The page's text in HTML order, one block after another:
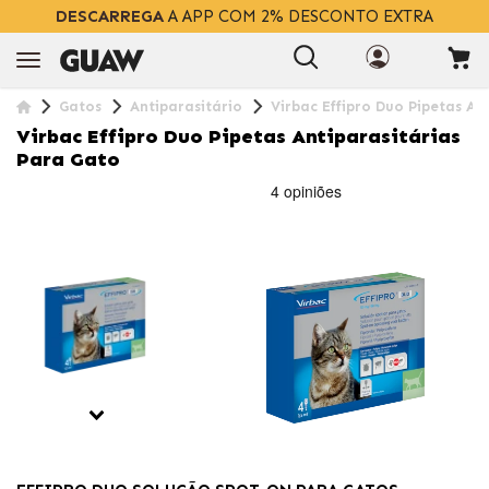
DESCARREGAA APP COM 2% DESCONTO EXTRA
Gatos Antiparasitário Virbac Effipro Duo Pipetas
Virbac Effipro Duo Pipetas Antiparasitárias
Para Gato